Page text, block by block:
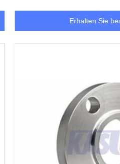
Erhalten Sie